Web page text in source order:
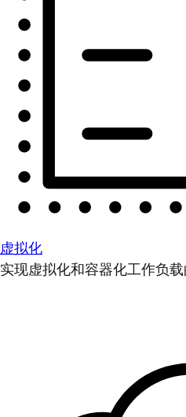
虚拟化
实现虚拟化和容器化工作负载